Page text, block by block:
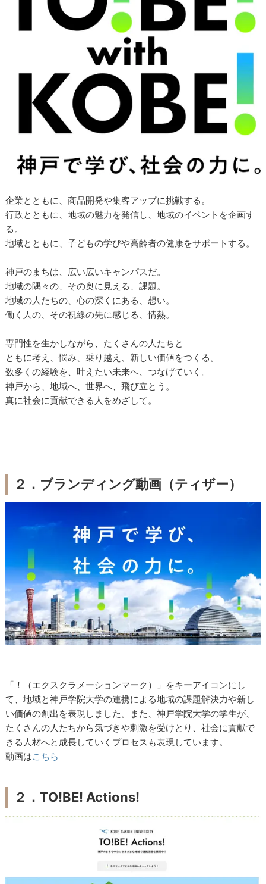
企業とともに、商品開発や集客アップに挑戦する。
行政とともに、地域の魅力を発信し、地域のイベントを企画す
る。
地域とともに、子どもの学びや高齢者の健康をサポートする。
神戸のまちは、広い広いキャンパスだ。
地域の隅々の、その奥に見える、課題。
地域の人たちの、心の深くにある、想い。
働く人の、その視線の先に感じる、情熱。
専門性を生かしながら、たくさんの人たちと
ともに考え、悩み、乗り越え、新しい価値をつくる。
数多くの経験を、叶えたい未来へ、つなげていく。
神戸から、地域へ、世界へ、飛び立とう。
真に社会に貢献できる人をめざして。
２．ブランディング動画（ティザー）
「！（エクスクラメーションマーク）」をキーアイコンにし
て、地域と神戸学院大学の連携による地域の課題解決力や新し
い価値の創出を表現しました。また、神戸学院大学の学生が、
たくさんの人たちから気づきや刺激を受けとり、社会に貢献で
きる人材へと成長していくプロセスも表現しています。
動画はこちら
２．TO!BE! Actions!